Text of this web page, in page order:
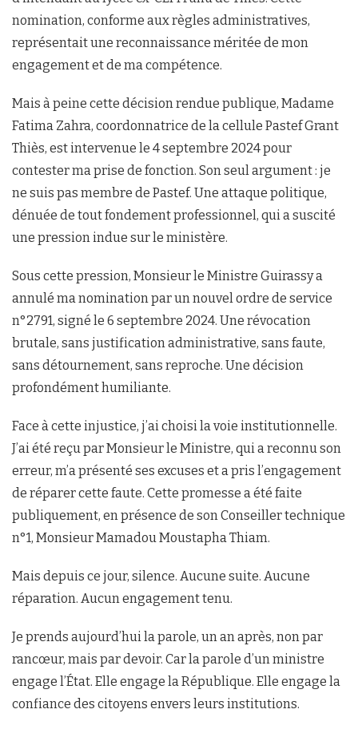
nomination, conforme aux règles administratives,
représentait une reconnaissance méritée de mon
engagement et de ma compétence.
Mais à peine cette décision rendue publique, Madame
Fatima Zahra, coordonnatrice de la cellule Pastef Grant
Thiès, est intervenue le 4 septembre 2024 pour
contester ma prise de fonction. Son seul argument : je
ne suis pas membre de Pastef. Une attaque politique,
dénuée de tout fondement professionnel, qui a suscité
une pression indue sur le ministère.
Sous cette pression, Monsieur le Ministre Guirassy a
annulé ma nomination par un nouvel ordre de service
n°2791, signé le 6 septembre 2024. Une révocation
brutale, sans justification administrative, sans faute,
sans détournement, sans reproche. Une décision
profondément humiliante.
Face à cette injustice, j’ai choisi la voie institutionnelle.
J’ai été reçu par Monsieur le Ministre, qui a reconnu son
erreur, m’a présenté ses excuses et a pris l’engagement
de réparer cette faute. Cette promesse a été faite
publiquement, en présence de son Conseiller technique
n°1, Monsieur Mamadou Moustapha Thiam.
Mais depuis ce jour, silence. Aucune suite. Aucune
réparation. Aucun engagement tenu.
Je prends aujourd’hui la parole, un an après, non par
rancœur, mais par devoir. Car la parole d’un ministre
engage l’État. Elle engage la République. Elle engage la
confiance des citoyens envers leurs institutions.